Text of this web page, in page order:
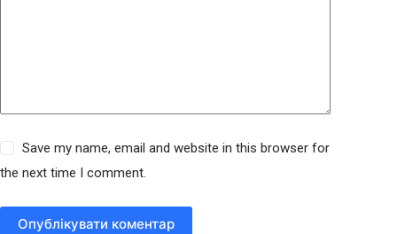
Save my name, email and website in this browser for
the next time I comment.
Опублікувати коментар